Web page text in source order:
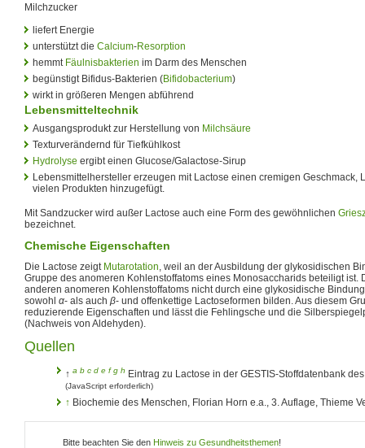
Milchzucker
liefert Energie
unterstützt die Calcium-Resorption
hemmt Fäulnisbakterien im Darm des Menschen
begünstigt Bifidus-Bakterien (Bifidobacterium)
wirkt in größeren Mengen abführend
Lebensmitteltechnik
Ausgangsprodukt zur Herstellung von Milchsäure
Texturverändernd für Tiefkühlkost
Hydrolyse ergibt einen Glucose/Galactose-Sirup
Lebensmittelhersteller erzeugen mit Lactose einen cremigen Geschmack,
vielen Produkten hinzugefügt.
Mit Sandzucker wird außer Lactose auch eine Form des gewöhnlichen
bezeichnet.
Chemische Eigenschaften
Die Lactose zeigt Mutarotation, weil an der Ausbildung der glykosidischen
Gruppe des anomeren Kohlenstoffatoms eines Monosaccharids beteiligt ist.
anderen anomeren Kohlenstoffatoms nicht durch eine glykosidische
sowohl α- als auch β- und offenkettige Lactoseformen bilden. Aus diesem
reduzierende Eigenschaften und lässt die Fehlingsche und die
(Nachweis von Aldehyden).
Quellen
↑ a b c d e f g h Eintrag zu Lactose in der GESTIS-Stoffdatenbank
(JavaScript erforderlich)
↑ Biochemie des Menschen, Florian Horn e.a., 3. Auflage, Thieme
Bitte beachten Sie den Hinweis zu Gesundheitsthemen!